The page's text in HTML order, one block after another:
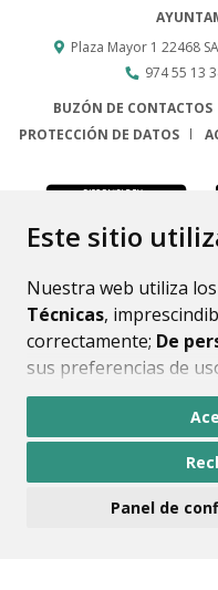
Este sitio
Nuestra web utiliza
Técnicas,
correctamente; De
sus preferencias de
mejorar el
Si acepta pulsando el
consideramos que
ninguna acción, se
Panel de
Plaza Mayor 1 22468
974 55 13
BUZÓN DE CONTACTOS
PROTECCIÓN DE DATOS